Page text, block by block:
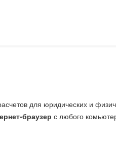
для юридических и
браузер с любого